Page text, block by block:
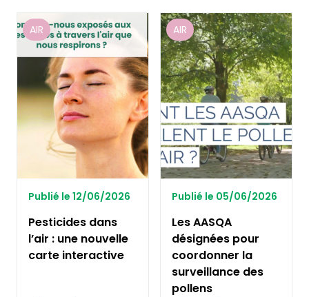
AIR
Publié le 12/06/2026
Pesticides dans
l’air : une nouvelle
carte interactive
AIR
Publié le 05/06/2026
Les AASQA
désignées pour
coordonner la
surveillance des
pollens